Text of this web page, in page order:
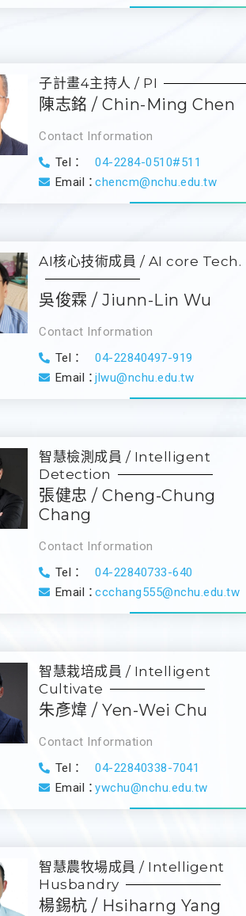
子計畫4主持人 / PI
陳志銘 / Chin-Ming Chen
Contact Information
Tel：
04-2284-0510#511
Email：chencm@nchu.edu.tw
AI核心技術成員 / AI core Tech.
吳俊霖 / Jiunn-Lin Wu
Contact Information
Tel：
04-22840497-919
Email：jlwu@nchu.edu.tw
智慧檢測成員 / Intelligent
Detection
張健忠 / Cheng-Chung
Chang
Contact Information
Tel：
04-22840733-640
Email：ccchang555@nchu.edu.tw
智慧栽培成員 / Intelligent
Cultivate
朱彥煒 / Yen-Wei Chu
Contact Information
Tel：
04-22840338-7041
Email：ywchu@nchu.edu.tw
智慧農牧場成員 / Intelligent
Husbandry
楊錫杭 / Hsiharng Yang